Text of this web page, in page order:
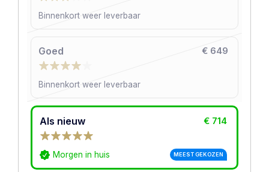
Binnenkort weer leverbaar
Goed € 649
Binnenkort weer leverbaar
Als nieuw
MEEST GEKOZEN
€ 714
Morgen in huis